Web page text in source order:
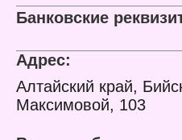
Банковские
Адрес:
Алтайский край,
Максимовой, 103